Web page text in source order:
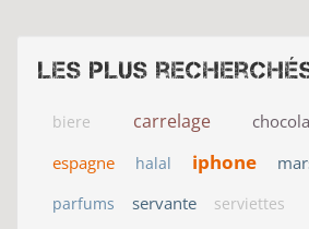
Les plus
biere carrelage
espagne halal iphone
parfums servante serviettes